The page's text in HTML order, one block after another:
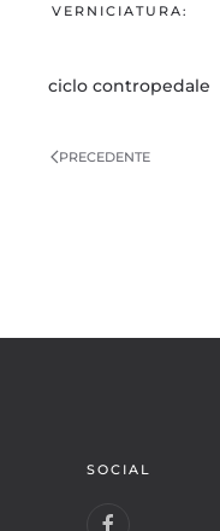
VERNICIATURA:
ciclo contropedale
PRECEDENTE
SOCIAL